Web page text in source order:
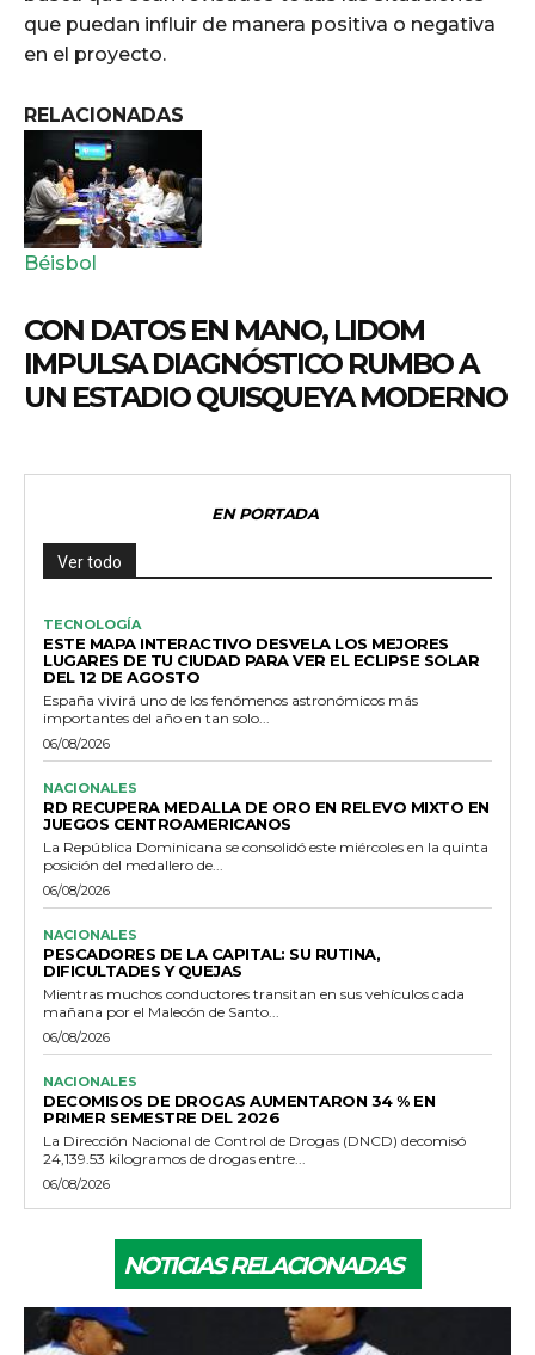
que puedan influir de manera positiva o negativa
en el proyecto.
RELACIONADAS
Béisbol
CON DATOS EN MANO, LIDOM
IMPULSA DIAGNÓSTICO RUMBO A
UN ESTADIO QUISQUEYA MODERNO
EN PORTADA
Ver todo
TECNOLOGÍA
ESTE MAPA INTERACTIVO DESVELA LOS MEJORES
LUGARES DE TU CIUDAD PARA VER EL ECLIPSE SOLAR
DEL 12 DE AGOSTO
España vivirá uno de los fenómenos astronómicos más
importantes del año en tan solo...
06/08/2026
NACIONALES
RD RECUPERA MEDALLA DE ORO EN RELEVO MIXTO EN
JUEGOS CENTROAMERICANOS
La República Dominicana se consolidó este miércoles en la quinta
posición del medallero de...
06/08/2026
NACIONALES
PESCADORES DE LA CAPITAL: SU RUTINA,
DIFICULTADES Y QUEJAS
Mientras muchos conductores transitan en sus vehículos cada
mañana por el Malecón de Santo...
06/08/2026
NACIONALES
DECOMISOS DE DROGAS AUMENTARON 34 % EN
PRIMER SEMESTRE DEL 2026
La Dirección Nacional de Control de Drogas (DNCD) decomisó
24,139.53 kilogramos de drogas entre...
06/08/2026
NOTICIAS RELACIONADAS